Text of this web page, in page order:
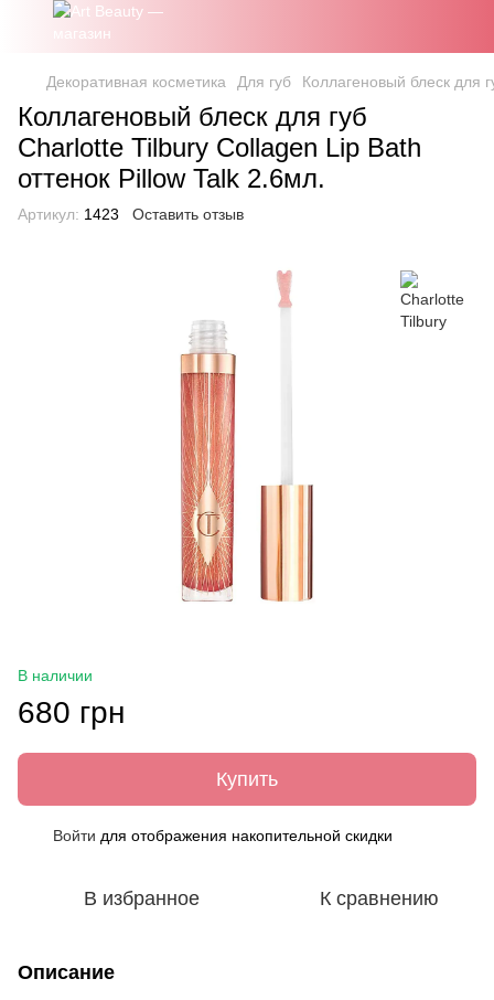
Декоративная косметика Для губ Коллагеновый блеск для
Коллагеновый блеск для губ
Charlotte Tilbury Collagen Lip Bath
оттенок Pillow Talk 2.6мл.
Артикул: 1423 Оставить отзыв
В наличии
680 грн
Купить
Войти для отображения накопительной скидки
В избранное К сравнению
Описание